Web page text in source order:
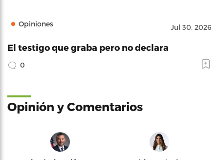
Opiniones Jul 30, 2026
El testigo que graba pero no declara
0
Opinión y Comentarios